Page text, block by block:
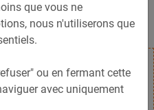
alu-base. Disponible
plateau technique
que vous ne
nous n'utiliserons que
ou en fermant cette
avec uniquement